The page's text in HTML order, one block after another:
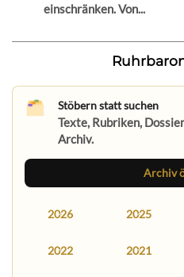
einschränken. Von...
Stöbern statt suchen
Texte, Rubriken,
Archiv.
Archiv
2026 2025
2022 2021